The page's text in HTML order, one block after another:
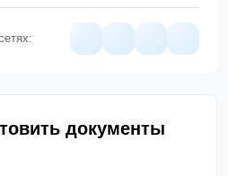
документы